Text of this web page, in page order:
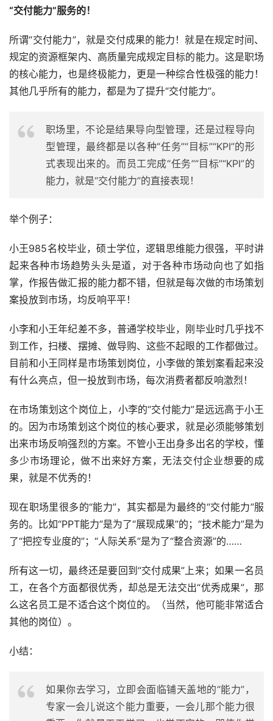
“交付能力”服务的！
所谓“交付能力”，就是交付成果的能力！就是在规定时间、
规定的资源框架内、高质量完成规定目标的能力。这是职场
的核心能力，也是终极能力，更是一种综合性极强的能力！
其他几乎所有的能力，都是为了提升“交付能力”。
职场里，不论是结果导向型管理，还是过程导向
型管理，最终都是以各种“任务”“目标”“KPI”的形
式表现出来的。而员工完成“任务”“目标”“KPI”的
能力，就是“交付能力”的直接表现！
举个例子：
小王985名校毕业，硕士学位，逻辑思维能力很强，平时讲
起来各种市场趋势头头是道，对于各种市场动向也了如指
掌，作报告做汇报的能力都不错，但就是每次做的市场策划
案投放到市场，均反响平平！
小李和小王年纪差不多，普通学校毕业，刚毕业时几乎找不
到工作，扫楼、摆摊、做导购、这些不起眼的工作都做过。
目前和小王同样是市场策划岗位，小李做的策划案看起来没
有什么亮点，但一投放到市场，每次消费者都反响激烈！
在市场策划这个岗位上，小李的“交付能力”是远远高于小王
的。因为市场策划这个岗位的核心要求，就是必须能够策划
出来市场反响强烈的方案。不管小王出身多出名的学校，懂
多少市场理论，做不出来好方案，无法交付企业想要的成
果，就是不优秀的！
现在职场里很多的“能力”，其实都是为最终的“交付能力”服
务的。比如“PPT能力”是为了“展现成果”的；“技术能力”是为
了“把控专业度的”；“人际关系”是为了“整合资源”的……
所有这一切，最终还是要回到“交付成果”上来；如果一名员
工，在各个方面都很优秀，却总是无法交出“优秀成果”，那
么这名员工是不适合这个岗位的。（当然，他可能非常适合
其他的岗位）。
小结：
如果你去学习，立即会面临铺天盖地的“能力”，
专家一会儿说这个能力重要，一会儿那个能力很